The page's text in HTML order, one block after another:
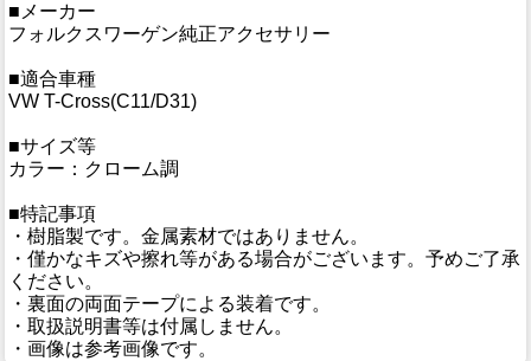
■メーカー
フォルクスワーゲン純正アクセサリー
■適合車種
VW T-Cross(C11/D31)
■サイズ等
カラー：クローム調
■特記事項
・樹脂製です。金属素材ではありません。
・僅かなキズや擦れ等がある場合がございます。予めご了承
ください。
・裏面の両面テープによる装着です。
・取扱説明書等は付属しません。
・画像は参考画像です。